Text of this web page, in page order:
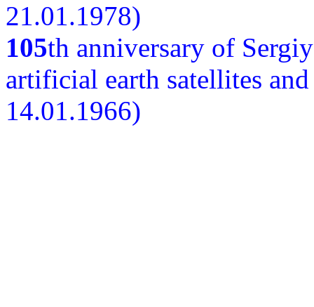
21.01.1978)
105th anniversary of
artificial earth satellites
14.01.1966)